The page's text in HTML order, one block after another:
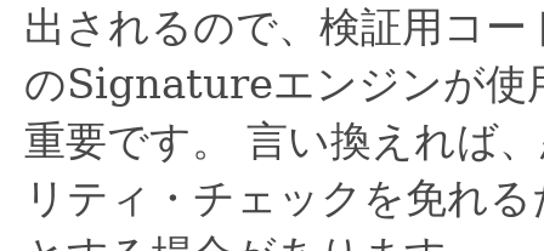
出されるので、検証用コ
のSignatureエンジンが使
重要です。
言い換えれば
リティ・チェックを免れ